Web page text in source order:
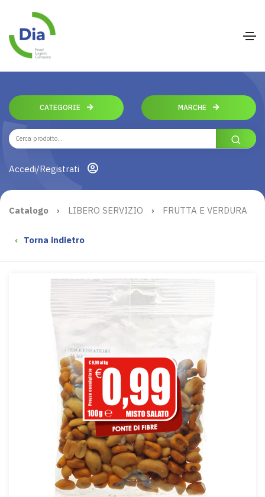
CATEGORIE MARCHE
Accedi/Registrati
Catalogo › LIBERO SERVIZIO › FRUTTA E VERDURA
‹ Torna indietro